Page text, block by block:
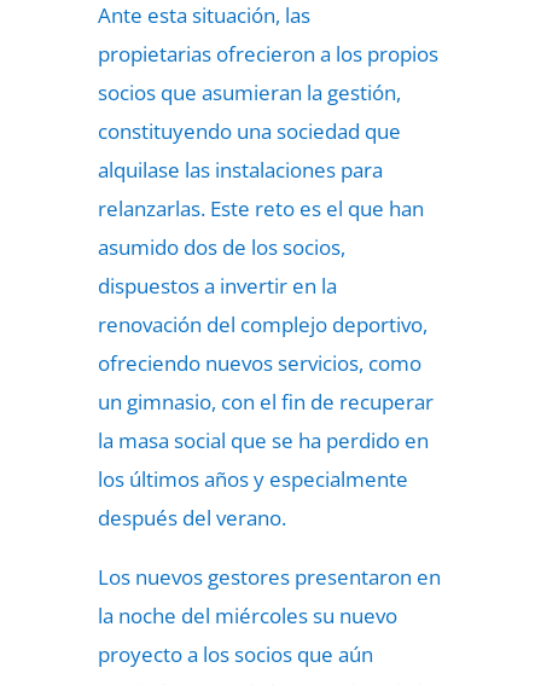
Ante esta situación, las
propietarias ofrecieron a los propios
socios que asumieran la gestión,
constituyendo una sociedad que
alquilase las instalaciones para
relanzarlas. Este reto es el que han
asumido dos de los socios,
dispuestos a invertir en la
renovación del complejo deportivo,
ofreciendo nuevos servicios, como
un gimnasio, con el fin de recuperar
la masa social que se ha perdido en
los últimos años y especialmente
después del verano.
Los nuevos gestores presentaron en
la noche del miércoles su nuevo
proyecto a los socios que aún